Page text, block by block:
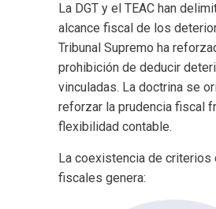
La DGT y el TEAC han
alcance fiscal de los
Tribunal Supremo ha
prohibición de deducir
vinculadas. La doctrina se
reforzar la prudencia fiscal
flexibilidad contable.
La coexistencia de criterios
fiscales genera: